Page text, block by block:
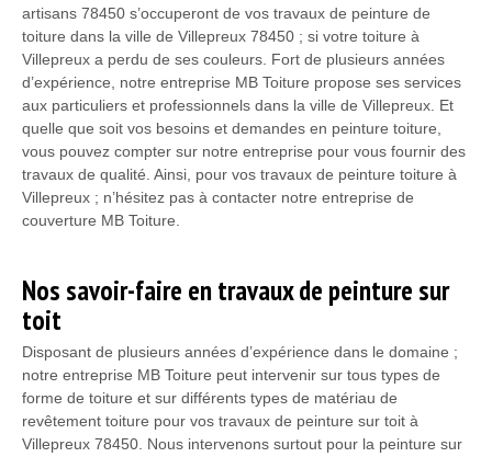
artisans 78450 s’occuperont de vos travaux de peinture de
toiture dans la ville de Villepreux 78450 ; si votre toiture à
Villepreux a perdu de ses couleurs. Fort de plusieurs années
d’expérience, notre entreprise MB Toiture propose ses services
aux particuliers et professionnels dans la ville de Villepreux. Et
quelle que soit vos besoins et demandes en peinture toiture,
vous pouvez compter sur notre entreprise pour vous fournir des
travaux de qualité. Ainsi, pour vos travaux de peinture toiture à
Villepreux ; n’hésitez pas à contacter notre entreprise de
couverture MB Toiture.
Nos savoir-faire en travaux de peinture sur
toit
Disposant de plusieurs années d’expérience dans le domaine ;
notre entreprise MB Toiture peut intervenir sur tous types de
forme de toiture et sur différents types de matériau de
revêtement toiture pour vos travaux de peinture sur toit à
Villepreux 78450. Nous intervenons surtout pour la peinture sur